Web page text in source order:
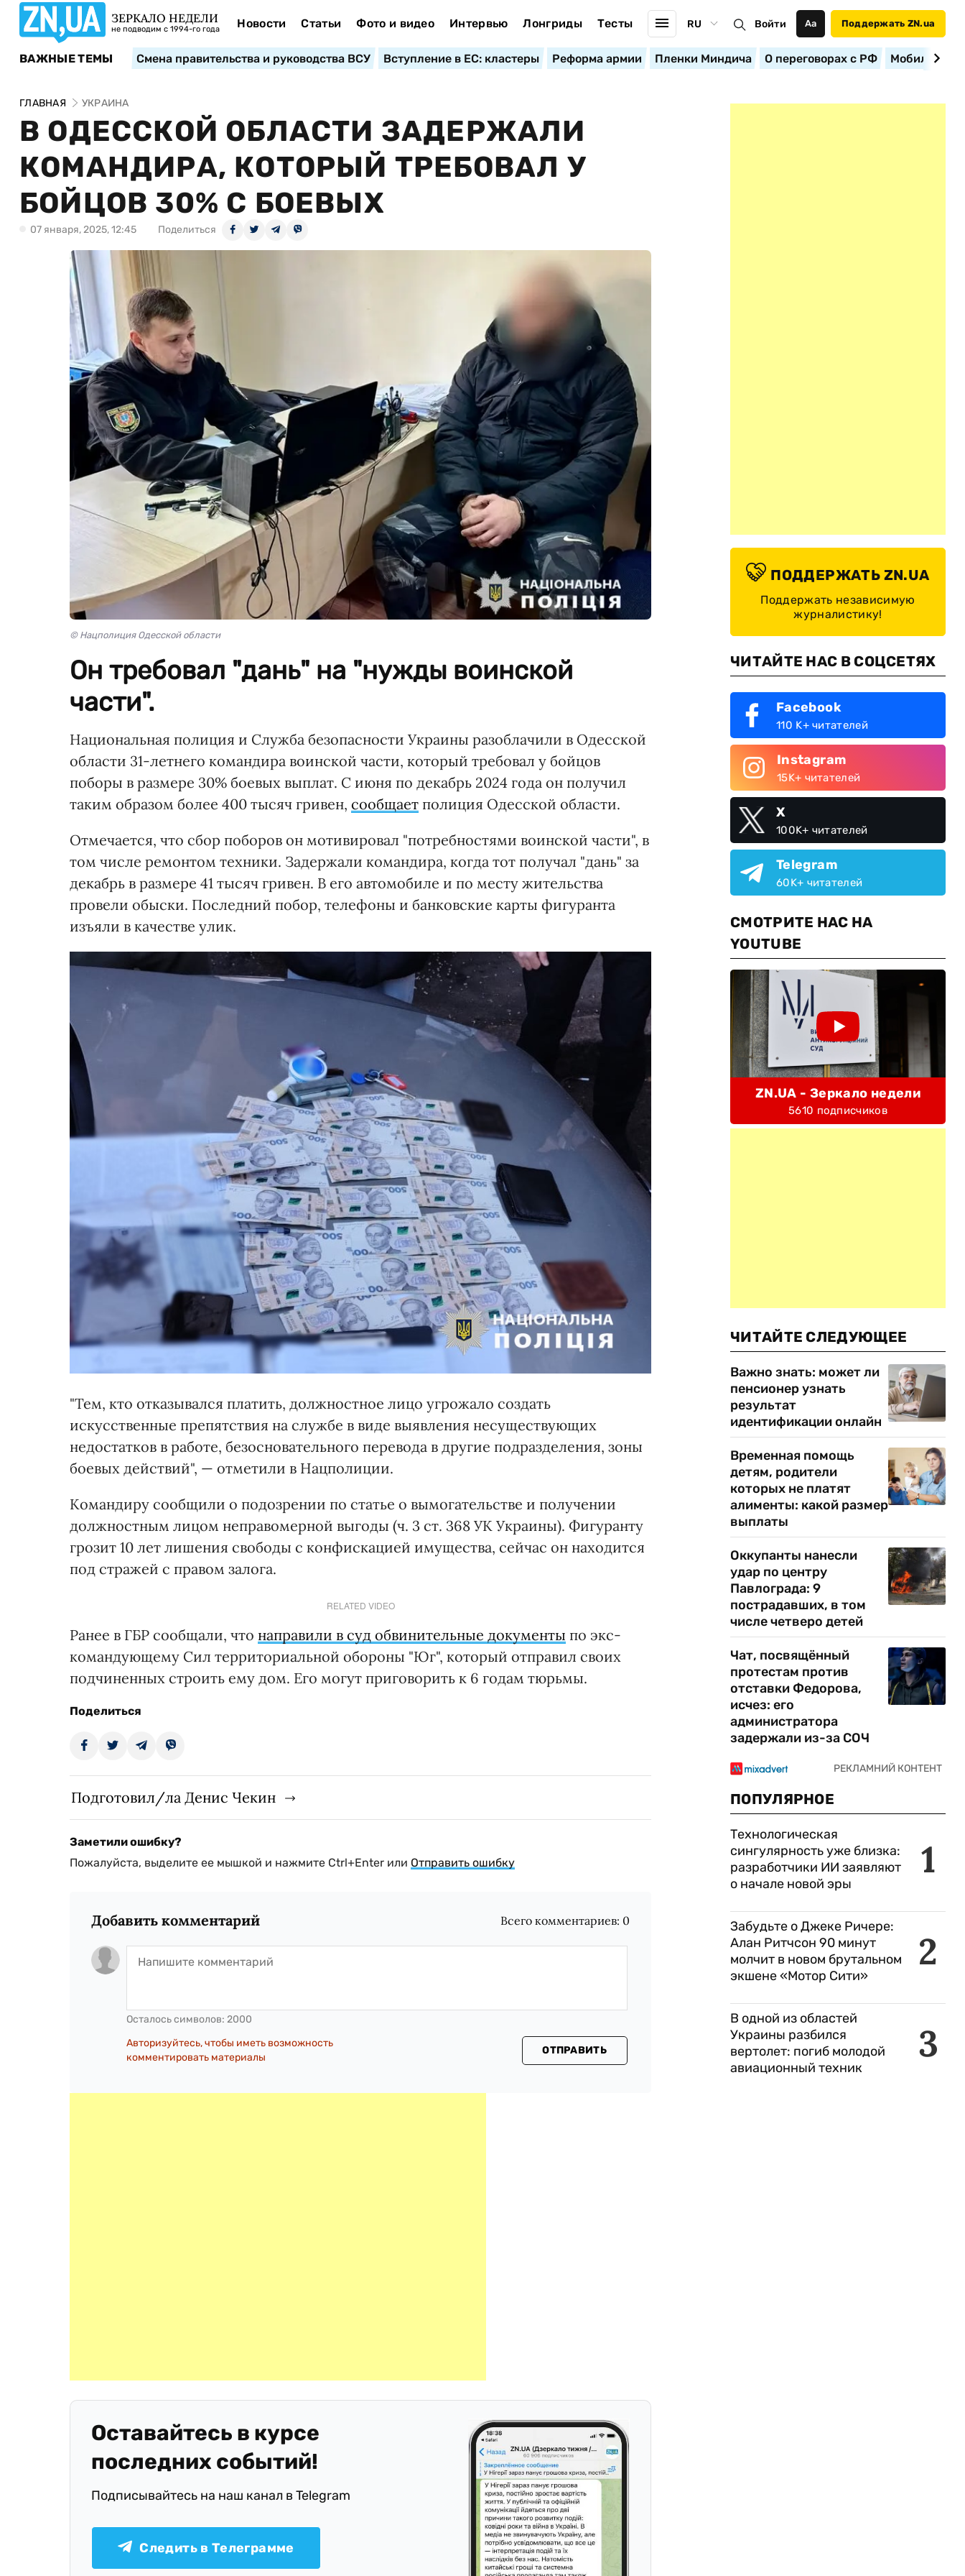
ЗЕРКАЛО НЕДЕЛИ
не подводим с 1994-го года Новости Статьи Фото и видео Интервью Лонгриды Тесты RU Войти Аа Поддержать ZN.ua
ВАЖНЫЕ ТЕМЫ Смена правительства и руководства ВСУ Вступление в ЕС: кластеры Реформа армии Пленки Миндича О переговорах с РФ
ГЛАВНАЯ УКРАИНА
В ОДЕССКОЙ ОБЛАСТИ ЗАДЕРЖАЛИ
КОМАНДИРА, КОТОРЫЙ ТРЕБОВАЛ У
БОЙЦОВ 30% С БОЕВЫХ
07 января, 2025, 12:45 Поделиться
© Нацполиция Одесской области
Он требовал "дань" на "нужды воинской
части".
Национальная полиция и Служба безопасности Украины разоблачили в Одесской
области 31-летнего командира воинской части, который требовал у бойцов
поборы в размере 30% боевых выплат. С июня по декабрь 2024 года он получил
таким образом более 400 тысяч гривен, сообщает полиция Одесской области.
Отмечается, что сбор поборов он мотивировал "потребностями воинской части", в
том числе ремонтом техники. Задержали командира, когда тот получал "дань" за
декабрь в размере 41 тысяч гривен. В его автомобиле и по месту жительства
провели обыски. Последний побор, телефоны и банковские карты фигуранта
изъяли в качестве улик.
"Тем, кто отказывался платить, должностное лицо угрожало создать
искусственные препятствия на службе в виде выявления несуществующих
недостатков в работе, безосновательного перевода в другие подразделения, зоны
боевых действий", — отметили в Нацполиции.
Командиру сообщили о подозрении по статье о вымогательстве и получении
должностным лицом неправомерной выгоды (ч. 3 ст. 368 УК Украины). Фигуранту
грозит 10 лет лишения свободы с конфискацией имущества, сейчас он находится
под стражей с правом залога.
RELATED VIDEO
Ранее в ГБР сообщали, что направили в суд обвинительные документы по экс-
командующему Сил территориальной обороны "Юг", который отправил своих
подчиненных строить ему дом. Его могут приговорить к 6 годам тюрьмы.
Поделиться
Подготовил/ла Денис Чекин
Заметили ошибку?
Пожалуйста, выделите ее мышкой и нажмите Ctrl+Enter или Отправить ошибку
Добавить комментарий Всего комментариев: 0
Осталось символов: 2000
Авторизуйтесь, чтобы иметь возможность
комментировать материалы
ОТПРАВИТЬ
Оставайтесь в курсе
последних событий!
Подписывайтесь на наш канал в Telegram
Следить в Телеграмме
ПОДДЕРЖАТЬ ZN.UA
Поддержать независимую
журналистику!
ЧИТАЙТЕ НАС В СОЦСЕТЯХ
Facebook
110 K+ читателей
Instagram
15K+ читателей
X
100K+ читателей
Telegram
60K+ читателей
СМОТРИТЕ НАС НА
YOUTUBE
ZN.UA - Зеркало недели
5610 подписчиков
ЧИТАЙТЕ СЛЕДУЮЩЕЕ
Важно знать: может ли
пенсионер узнать
результат
идентификации онлайн
Временная помощь
детям, родители
которых не платят
алименты: какой размер
выплаты
Оккупанты нанесли
удар по центру
Павлограда: 9
пострадавших, в том
числе четверо детей
Чат, посвящённый
протестам против
отставки Федорова,
исчез: его
администратора
задержали из-за СОЧ
ПОПУЛЯРНОЕ
1
Технологическая
сингулярность уже близка:
разработчики ИИ заявляют
о начале новой эры
2
Забудьте о Джеке Ричере:
Алан Ритчсон 90 минут
молчит в новом брутальном
экшене «Мотор Сити»
3
В одной из областей
Украины разбился
вертолет: погиб молодой
авиационный техник